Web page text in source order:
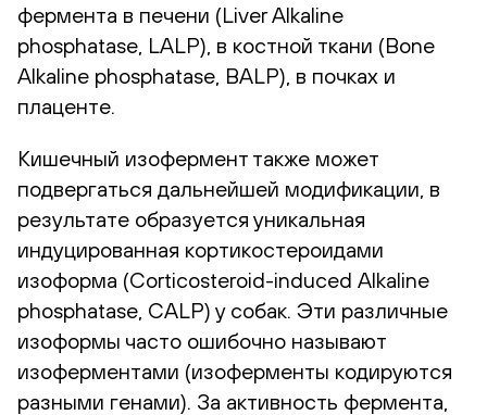
фермента в печени (Liver Alkaline
phosphatase, LALP), в костной ткани (Bone
Alkaline phosphatase, BALP), в почках и
плаценте.
Кишечный изофермент также может
подвергаться дальнейшей модификации, в
результате образуется уникальная
индуцированная кортикостероидами
изоформа (Corticosteroid-induced Alkaline
phosphatase, CALP) у собак. Эти различные
изоформы часто ошибочно называют
изоферментами (изоферменты кодируются
разными генами). За активность фермента,